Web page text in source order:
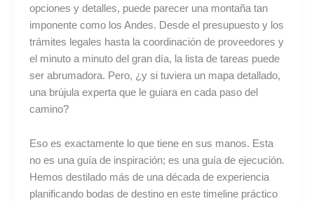
opciones y detalles, puede parecer una montaña tan
imponente como los Andes. Desde el presupuesto y los
trámites legales hasta la coordinación de proveedores y
el minuto a minuto del gran día, la lista de tareas puede
ser abrumadora. Pero, ¿y si tuviera un mapa detallado,
una brújula experta que le guiara en cada paso del
camino?
Eso es exactamente lo que tiene en sus manos. Esta
no es una guía de inspiración; es una guía de ejecución.
Hemos destilado más de una década de experiencia
planificando bodas de destino en este timeline práctico